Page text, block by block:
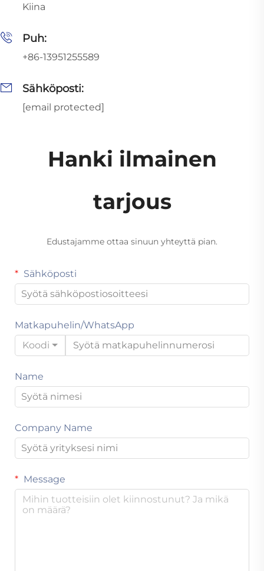
Kiina
Puh:
+86-13951255589
Sähköposti:
[email protected]
Hanki ilmainen
tarjous
Edustajamme ottaa sinuun yhteyttä pian.
Sähköposti
Matkapuhelin/WhatsApp
Koodi
Name
Company Name
Message